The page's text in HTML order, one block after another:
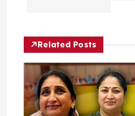
a
v
g
Related Posts